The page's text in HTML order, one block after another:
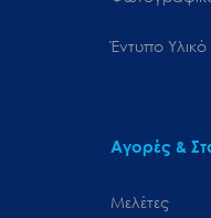
Έντυπο Υλικό
Αγορές &
Μελέτες